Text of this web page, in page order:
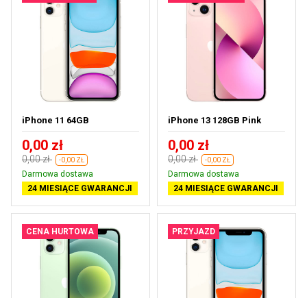
iPhone 11 64GB
0,00 zł
0,00 zł -0,00 ZŁ
Darmowa dostawa
24 MIESIĄCE GWARANCJI
iPhone 13 128GB Pink
0,00 zł
0,00 zł -0,00 ZŁ
Darmowa dostawa
24 MIESIĄCE GWARANCJI
CENA HURTOWA PRZYJAZD